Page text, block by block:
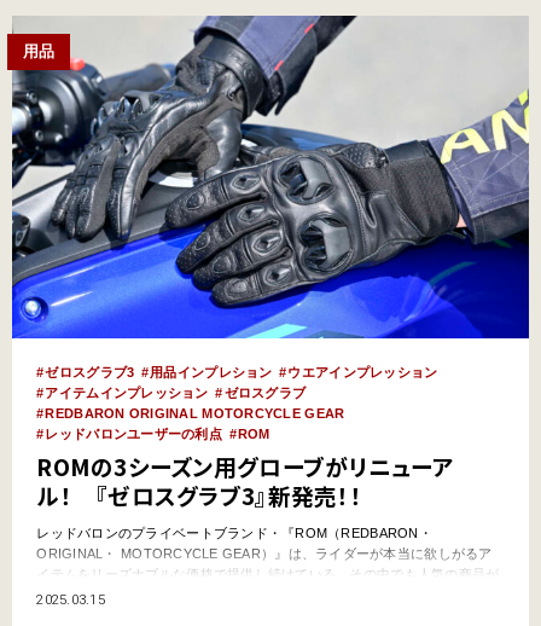
用品
ゼロスグラブ3 用品インプレション
ウエアインプレッション
アイテムインプレッション
ゼロスグラブ
REDBARON ORIGINAL MOTORCYCLE GEAR
レッドバロンユーザーの利点
ROM
ROMの3シーズン用グローブがリニューア
ル！ 『ゼロスグラブ3』新発売！！
レッドバロンのプライベートブランド・『ROM（REDBARON・
ORIGINAL・ MOTORCYCLE GEAR）』は、ライダーが本当に欲しがるア
イテムをリーズナブルな価格で提供し続けている。その中でも人気の商品が
グローブシリーズの“ゼロスグラブ”だ。今回、従来モデルの『ゼロスグラブ
2025.03.15